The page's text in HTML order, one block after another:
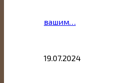
вашим…
19.07.2024